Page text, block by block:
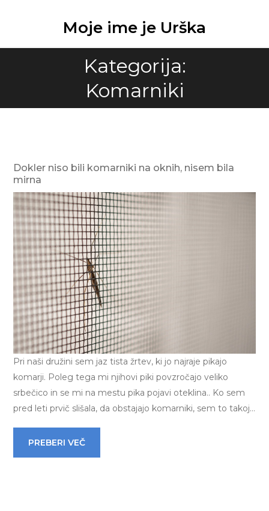
Moje ime je Urška
Kategorija:
Komarniki
Dokler niso bili komarniki na oknih, nisem bila
mirna
Pri naši družini sem jaz tista žrtev, ki jo najraje pikajo
komarji. Poleg tega mi njihovi piki povzročajo veliko
srbečico in se mi na mestu pika pojavi oteklina.. Ko sem
pred leti prvič slišala, da obstajajo komarniki, sem to takoj…
PREBERI VEČ